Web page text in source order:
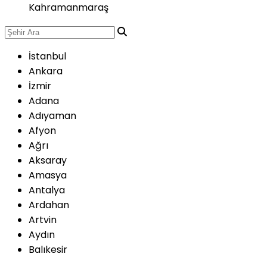
Kahramanmaraş
İstanbul
Ankara
İzmir
Adana
Adıyaman
Afyon
Ağrı
Aksaray
Amasya
Antalya
Ardahan
Artvin
Aydın
Balıkesir